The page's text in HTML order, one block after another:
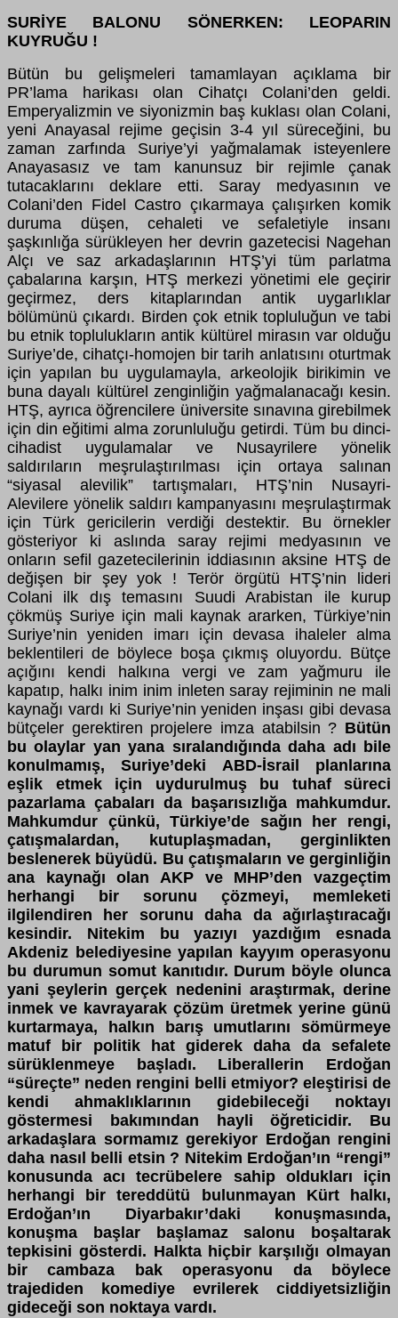
SURİYE BALONU SÖNERKEN: LEOPARIN
KUYRUĞU !
Bütün bu gelişmeleri tamamlayan açıklama bir
PR’lama harikası olan Cihatçı Colani’den geldi.
Emperyalizmin ve siyonizmin baş kuklası olan Colani,
yeni Anayasal rejime geçisin 3-4 yıl süreceğini, bu
zaman zarfında Suriye’yi yağmalamak isteyenlere
Anayasasız ve tam kanunsuz bir rejimle çanak
tutacaklarını deklare etti. Saray medyasının ve
Colani’den Fidel Castro çıkarmaya çalışırken komik
duruma düşen, cehaleti ve sefaletiyle insanı
şaşkınlığa sürükleyen her devrin gazetecisi Nagehan
Alçı ve saz arkadaşlarının HTŞ’yi tüm parlatma
çabalarına karşın, HTŞ merkezi yönetimi ele geçirir
geçirmez, ders kitaplarından antik uygarlıklar
bölümünü çıkardı. Birden çok etnik topluluğun ve tabi
bu etnik toplulukların antik kültürel mirasın var olduğu
Suriye’de, cihatçı-homojen bir tarih anlatısını oturtmak
için yapılan bu uygulamayla, arkeolojik birikimin ve
buna dayalı kültürel zenginliğin yağmalanacağı kesin.
HTŞ, ayrıca öğrencilere üniversite sınavına girebilmek
için din eğitimi alma zorunluluğu getirdi. Tüm bu dinci-
cihadist uygulamalar ve Nusayrilere yönelik
saldırıların meşrulaştırılması için ortaya salınan
“siyasal alevilik” tartışmaları, HTŞ’nin Nusayri-
Alevilere yönelik saldırı kampanyasını meşrulaştırmak
için Türk gericilerin verdiği destektir. Bu örnekler
gösteriyor ki aslında saray rejimi medyasının ve
onların sefil gazetecilerinin iddiasının aksine HTŞ de
değişen bir şey yok ! Terör örgütü HTŞ’nin lideri
Colani ilk dış temasını Suudi Arabistan ile kurup
çökmüş Suriye için mali kaynak ararken, Türkiye’nin
Suriye’nin yeniden imarı için devasa ihaleler alma
beklentileri de böylece boşa çıkmış oluyordu. Bütçe
açığını kendi halkına vergi ve zam yağmuru ile
kapatıp, halkı inim inim inleten saray rejiminin ne mali
kaynağı vardı ki Suriye’nin yeniden inşası gibi devasa
bütçeler gerektiren projelere imza atabilsin ? Bütün
bu olaylar yan yana sıralandığında daha adı bile
konulmamış, Suriye’deki ABD-İsrail planlarına
eşlik etmek için uydurulmuş bu tuhaf süreci
pazarlama çabaları da başarısızlığa mahkumdur.
Mahkumdur çünkü, Türkiye’de sağın her rengi,
çatışmalardan, kutuplaşmadan, gerginlikten
beslenerek büyüdü. Bu çatışmaların ve gerginliğin
ana kaynağı olan AKP ve MHP’den vazgeçtim
herhangi bir sorunu çözmeyi, memleketi
ilgilendiren her sorunu daha da ağırlaştıracağı
kesindir. Nitekim bu yazıyı yazdığım esnada
Akdeniz belediyesine yapılan kayyım operasyonu
bu durumun somut kanıtıdır. Durum böyle olunca
yani şeylerin gerçek nedenini araştırmak, derine
inmek ve kavrayarak çözüm üretmek yerine günü
kurtarmaya, halkın barış umutlarını sömürmeye
matuf bir politik hat giderek daha da sefalete
sürüklenmeye başladı. Liberallerin Erdoğan
“süreçte” neden rengini belli etmiyor? eleştirisi de
kendi ahmaklıklarının gidebileceği noktayı
göstermesi bakımından hayli öğreticidir. Bu
arkadaşlara sormamız gerekiyor Erdoğan rengini
daha nasıl belli etsin ? Nitekim Erdoğan’ın “rengi”
konusunda acı tecrübelere sahip oldukları için
herhangi bir tereddütü bulunmayan Kürt halkı,
Erdoğan’ın Diyarbakır’daki konuşmasında,
konuşma başlar başlamaz salonu boşaltarak
tepkisini gösterdi. Halkta hiçbir karşılığı olmayan
bir cambaza bak operasyonu da böylece
trajediden komediye evrilerek ciddiyetsizliğin
gideceği son noktaya vardı.